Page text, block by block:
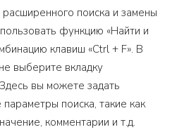
поиска и замены
функцию «Найти и
клавиш «Ctrl + F». В
выберите вкладку
вы можете задать
поиска, такие как
комментарии и т.д.